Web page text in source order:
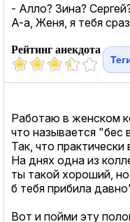
- Алло? Зина?
А-а, Женя, я тебя
Рейтинг анекдота
Работаю в женском
что называется "бес
Так, что практически
На днях одна из
ты такой хороший,
б тебя прибила
Вот и пойми эту